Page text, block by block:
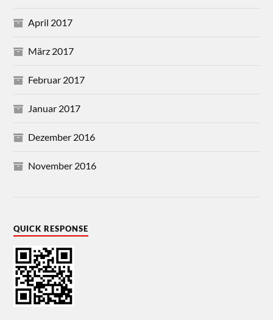
April 2017
März 2017
Februar 2017
Januar 2017
Dezember 2016
November 2016
QUICK RESPONSE